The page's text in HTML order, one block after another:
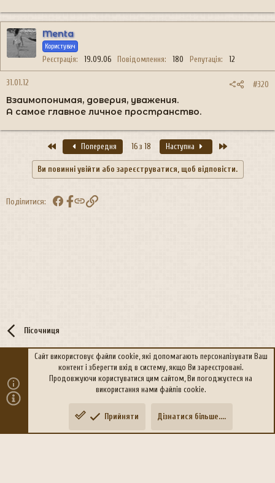
Menta
Користувач
Реєстрація 19.09.06 Повідомлення 180 Репутація 12
31.01.12 #320
Взаимопонимая, доверия, уважения.
А самое главное личное пространство.
Перший Попередня 16 з 18 Наступна
Ви повинні увійти або зареєструватися, щоб відповісти.
Поділитися: FacebookПосилання
Пісочниця
Політика конфіденційності Дoпoмoга
Community platform by XenForo
xen-foro.com.ua Зверху
Сайт використовує файли cookie, які допомагають персоналізувати Ваш
контент і зберегти вхід в систему, якщо Ви зареєстровані.
Продовжуючи користуватися цим сайтом, Ви погоджуєтеся на
використання нами файлів cookie.
Прийняти Дізнатися більше....